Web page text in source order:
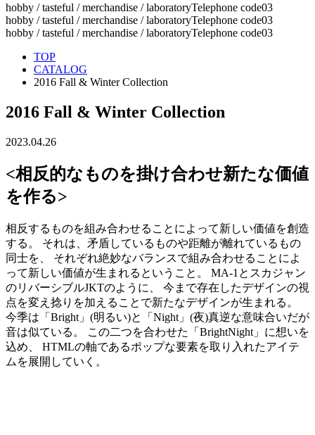
hobby / tasteful / merchandise / laboratoryTelephone code03
hobby / tasteful / merchandise / laboratoryTelephone code03
hobby / tasteful / merchandise / laboratoryTelephone code03
TOP
CATALOG
2016 Fall & Winter Collection
2016 Fall & Winter Collection
2023.04.26
<相反的なものを掛け合わせ新たな価値
を作る>
相反するものを組み合わせることによって新しい価値を創造
する。 それは、矛盾しているものや距離が離れているもの
同士を、 それぞれ絶妙なバランスで組み合わせることによ
って新しい価値が生まれるということ。 MA-1とスカジャン
のリバーシブルJKTのように、 今まで存在したデザインの視
点を変え捻りを加えることで新たなデザインが生まれる。
今季は「Bright」(明るい)と「Night」(夜)真逆な意味合いだが
音は似ている。 この二つを合わせた「BrightNight」に想いを
込め、 HTMLの軸であるポップな要素を取り入れたアイテ
ムを展開していく。